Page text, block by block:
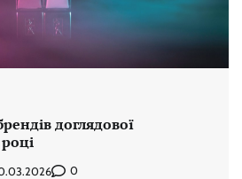
доглядової
0